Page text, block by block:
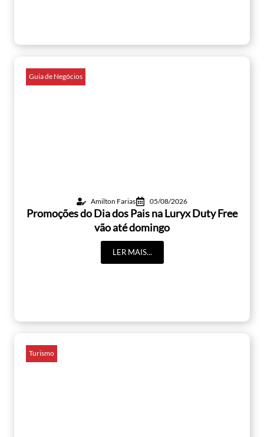
Guia de Negócios
Amilton Farias 05/08/2026
Promoções do Dia dos Pais na Luryx Duty Free
vão até domingo
LER MAIS...
Turismo